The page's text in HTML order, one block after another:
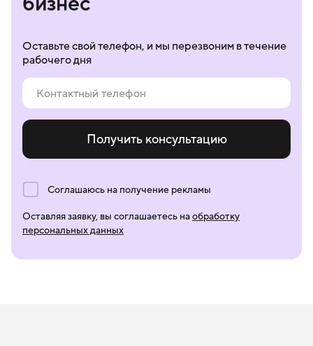
Оставьте свой телефон, и мы перезвоним в течение
рабочего дня
Получить консультацию
Соглашаюсь на получение рекламы
Оставляя заявку, вы соглашаетесь наобработку
персональных данных